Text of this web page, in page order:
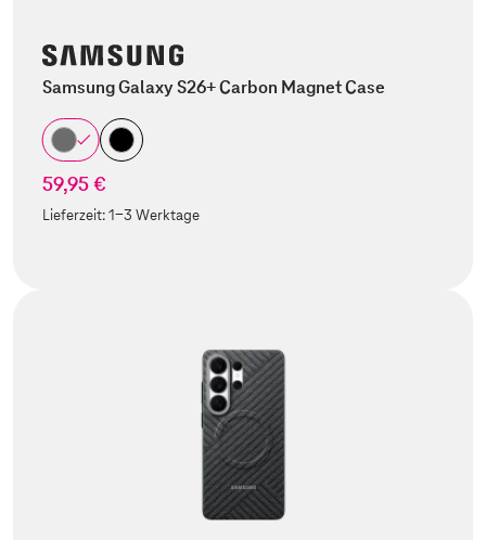
Samsung Galaxy S26+ Carbon Magnet Case
59,95 €
Lieferzeit:1-3 Werktage